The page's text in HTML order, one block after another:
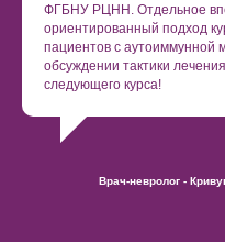
ФГБНУ РЦНН. Отдельное
ориентированный подход
пациентов с аутоиммунной
обсуждении тактики
следующего курса!
Врач-невролог -